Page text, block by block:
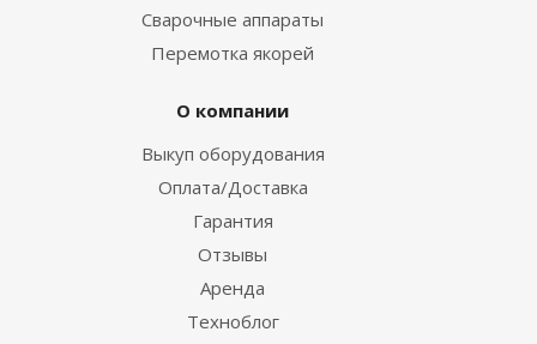
Сварочные аппараты
Перемотка якорей
О компании
Выкуп оборудования
Оплата/Доставка
Гарантия
Отзывы
Аренда
Техноблог